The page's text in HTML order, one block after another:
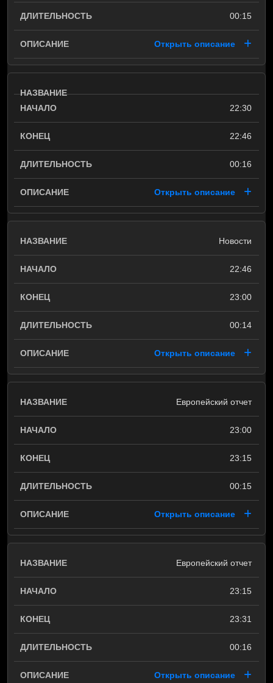
00:15
Открыть описание
22:30
22:46
00:16
Открыть описание
Новости
22:46
23:00
00:14
Открыть описание
Европейский отчет
23:00
23:15
00:15
Открыть описание
Европейский отчет
23:15
23:31
00:16
Открыть описание